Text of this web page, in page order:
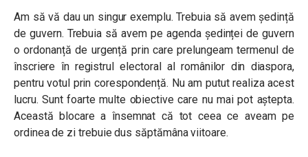
Am să vă dau un singur exemplu. Trebuia să avem ședință
de guvern. Trebuia să avem pe agenda ședinței de guvern
o ordonanță de urgență prin care prelungeam termenul de
înscriere în registrul electoral al românilor din diaspora,
pentru votul prin corespondență. Nu am putut realiza acest
lucru. Sunt foarte multe obiective care nu mai pot aștepta.
Această blocare a însemnat că tot ceea ce aveam pe
ordinea de zi trebuie dus săptămâna viitoare.